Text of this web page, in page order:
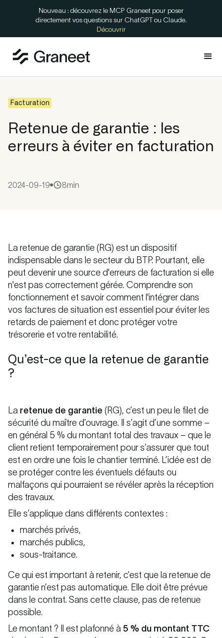
Nouveau : découvrez le MCP Graneet pour poser
directement vos questions sur ChatGPT ou Claude.
Découvrir
Facturation
Retenue de garantie : les
erreurs à éviter en facturation
2024-09-19 8min
La retenue de garantie (RG) est un dispositif
indispensable dans le secteur du BTP. Pourtant, elle
peut devenir une source d'erreurs de facturation si elle
n'est pas correctement gérée. Comprendre son
fonctionnement et savoir comment l'intégrer dans
vos factures de situation est essentiel pour éviter les
retards de paiement et donc protéger votre
trésorerie et votre rentabilité.
Qu’est-ce que la retenue de garantie
?
La retenue de garantie (RG), c’est un peu le filet de
sécurité du maître d’ouvrage. Il s’agit d’une somme –
en général 5 % du montant total des travaux – que le
client retient temporairement pour s’assurer que tout
est en ordre une fois le chantier terminé. L’idée est de
se protéger contre les éventuels défauts ou
malfaçons qui pourraient se révéler après la réception
des travaux.
Elle s’applique dans différents contextes :
marchés privés,
marchés publics,
sous-traitance.
Ce qui est important à retenir, c’est que la retenue de
garantie n’est pas automatique. Elle doit être prévue
dans le contrat. Sans cette clause, pas de retenue
possible.
Le montant ? Il est plafonné à 5 % du montant TTC